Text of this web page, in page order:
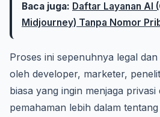
Baca juga: Daftar Layanan AI
Midjourney) Tanpa Nomor
Proses ini sepenuhnya legal
oleh developer, marketer,
biasa yang ingin menjaga
pemahaman lebih dalam